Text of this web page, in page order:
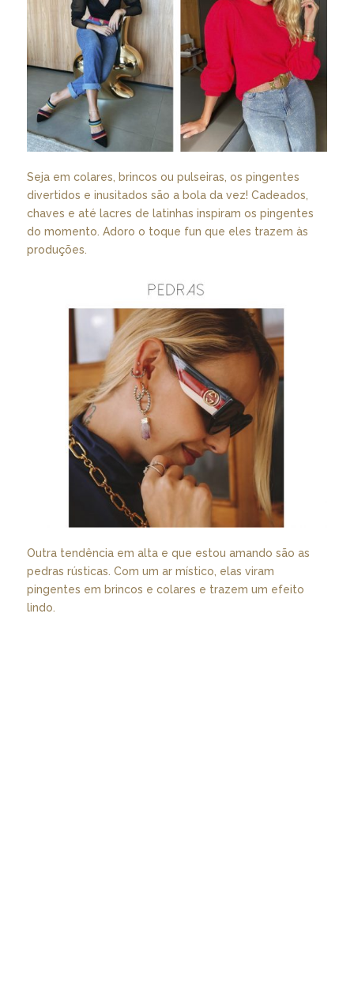
Seja em colares, brincos ou pulseiras, os pingentes
divertidos e inusitados são a bola da vez! Cadeados,
chaves e até lacres de latinhas inspiram os pingentes
do momento. Adoro o toque fun que eles trazem às
produções.
Outra tendência em alta e que estou amando são as
pedras rústicas. Com um ar místico, elas viram
pingentes em brincos e colares e trazem um efeito
lindo.